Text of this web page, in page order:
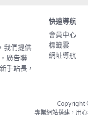
我們提供
廣告聯
手站長，
快速導航
會員中心
標籤雲
網址導航
Copyright
專業網站搭建，用